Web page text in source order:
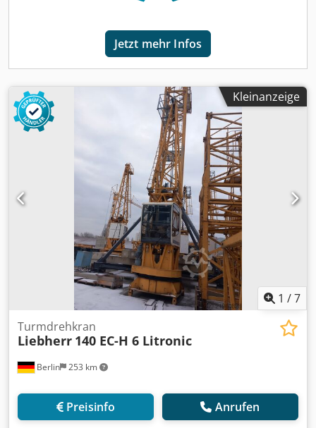
Jetzt mehr Infos
Kleinanzeige
1 /7
Berlin 253 km
Turmdrehkran
Liebherr 140 EC-H 6 Litronic
Preisinfo Anrufen